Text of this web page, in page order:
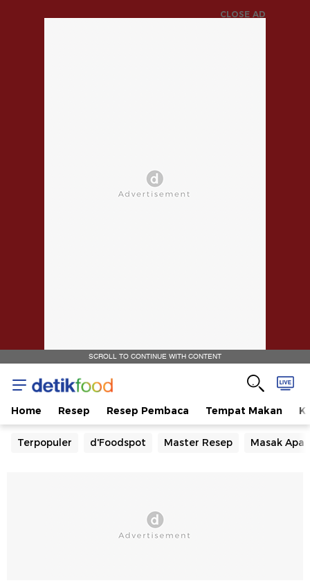
CLOSE AD
SCROLL TO CONTINUE WITH CONTENT
Home Resep Resep Pembaca Tempat Makan
Terpopuler d'Foodspot Master Resep Masak Apa